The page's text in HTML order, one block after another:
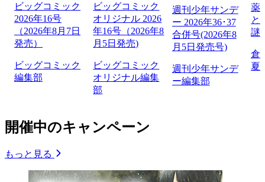
ビッグコミック
2026年16号
（2026年8月7日
発売）
ビッグコミック
編集部
ビッグコミック
オリジナル 2026
年16号（2026年8
月5日発売)
ビッグコミック
オリジナル編集
部
週刊少年サンデ
ー 2026年36･37
合併号(2026年8
月5日発売号)
週刊少年サンデ
ー編集部
薬
と
謎
倉
夏
開催中のキャンペーン
もっと見る